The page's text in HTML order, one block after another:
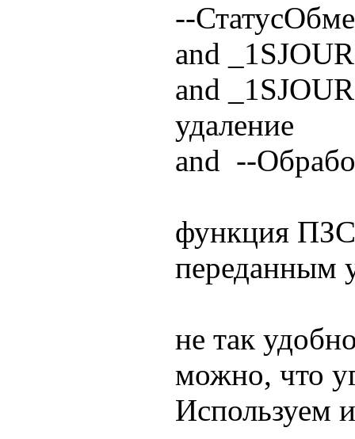
--
and
and
удаление
and --
функция
переданным
не так
можно, что
Используем